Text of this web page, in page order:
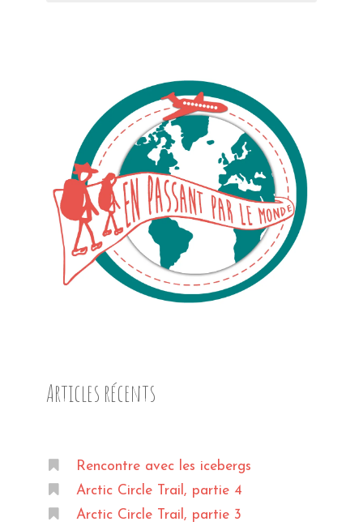
Articles récents
Rencontre avec les icebergs
Arctic Circle Trail, partie 4
Arctic Circle Trail, partie 3